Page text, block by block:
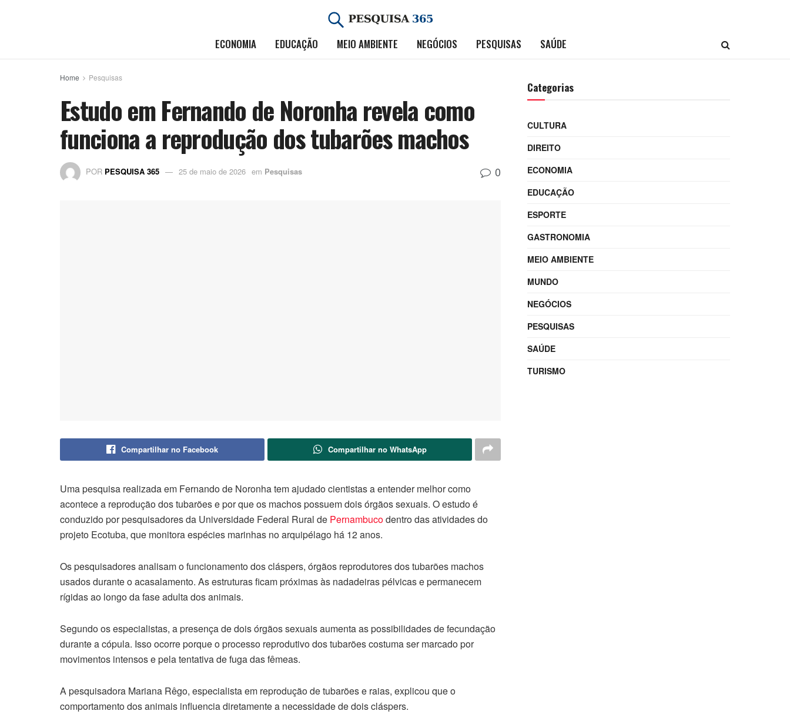
ECONOMIA EDUCAÇÃO MEIO AMBIENTE NEGÓCIOS PESQUISAS SAÚDE
Home Pesquisas
Estudo em Fernando de Noronha revela como
funciona a reprodução dos tubarões machos
POR PESQUISA 365 25 de maio de 2026 em Pesquisas 0
Compartilhar no Facebook Compartilhar no WhatsApp
Uma pesquisa realizada em Fernando de Noronha tem ajudado cientistas a entender melhor como
acontece a reprodução dos tubarões e por que os machos possuem dois órgãos sexuais. O estudo é
conduzido por pesquisadores da Universidade Federal Rural de Pernambucodentro das atividades do
projeto Ecotuba, que monitora espécies marinhas no arquipélago há 12 anos.
Os pesquisadores analisam o funcionamento dos cláspers, órgãos reprodutores dos tubarões machos
usados durante o acasalamento. As estruturas ficam próximas às nadadeiras pélvicas e permanecem
rígidas ao longo da fase adulta dos animais.
Segundo os especialistas, a presença de dois órgãos sexuais aumenta as possibilidades de fecundação
durante a cópula. Isso ocorre porque o processo reprodutivo dos tubarões costuma ser marcado por
movimentos intensos e pela tentativa de fuga das fêmeas.
A pesquisadora Mariana Rêgo, especialista em reprodução de tubarões e raias, explicou que o
comportamento dos animais influencia diretamente a necessidade de dois cláspers.
Categorias
CULTURA
DIREITO
ECONOMIA
EDUCAÇÃO
ESPORTE
GASTRONOMIA
MEIO AMBIENTE
MUNDO
NEGÓCIOS
PESQUISAS
SAÚDE
TURISMO